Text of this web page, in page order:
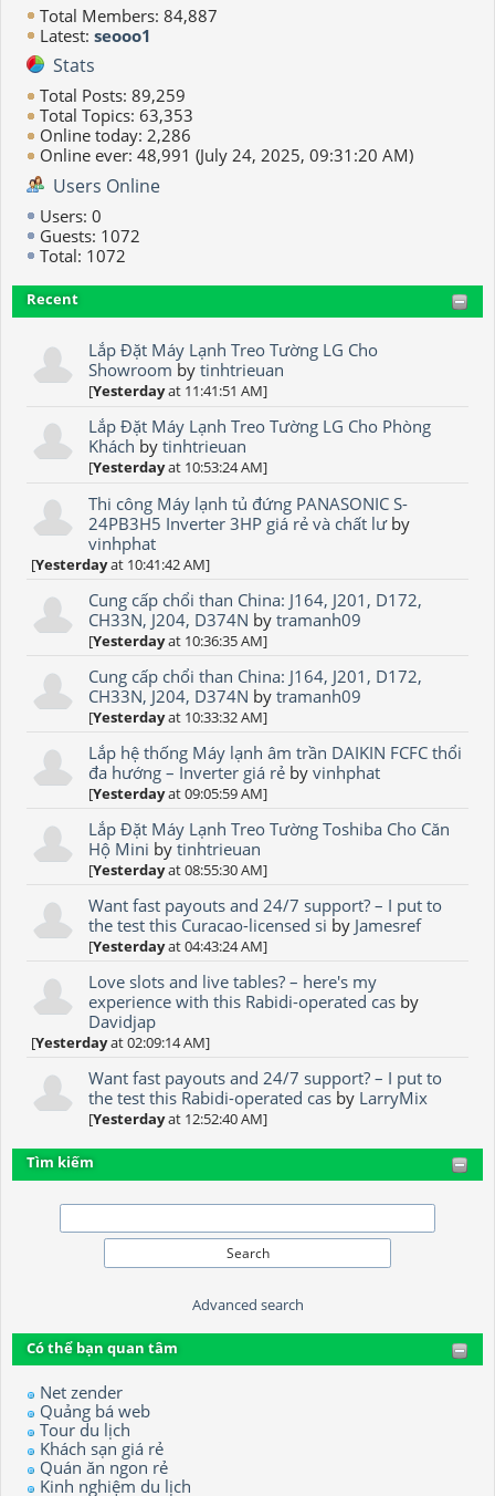
Total Members: 84,887
Latest: seooo1
Stats
Total Posts: 89,259
Total Topics: 63,353
Online today: 2,286
Online ever: 48,991 (July 24, 2025, 09:31:20 AM)
Users Online
Users: 0
Guests: 1072
Total: 1072
Recent
Lắp Đặt Máy Lạnh Treo Tường LG Cho
Showroom bytinhtrieuan
[Yesterdayat 11:41:51 AM]
Lắp Đặt Máy Lạnh Treo Tường LG Cho Phòng
Khách bytinhtrieuan
[Yesterdayat 10:53:24 AM]
Thi công Máy lạnh tủ đứng PANASONIC S-
24PB3H5 Inverter 3HP giá rẻ và chất lưby
vinhphat
[Yesterdayat 10:41:42 AM]
Cung cấp chổi than China: J164, J201, D172,
CH33N, J204, D374N bytramanh09
[Yesterdayat 10:36:35 AM]
Cung cấp chổi than China: J164, J201, D172,
CH33N, J204, D374N bytramanh09
[Yesterdayat 10:33:32 AM]
Lắp hệ thống Máy lạnh âm trần DAIKIN FCFC thổi
đa hướng – Inverter giá rẻ byvinhphat
[Yesterdayat 09:05:59 AM]
Lắp Đặt Máy Lạnh Treo Tường Toshiba Cho Căn
Hộ Mini bytinhtrieuan
[Yesterdayat 08:55:30 AM]
Want fast payouts and 24/7 support? – I put to
the test this Curacao-licensed si by Jamesref
[Yesterdayat 04:43:24 AM]
Love slots and live tables? – here's my
experience with this Rabidi-operated cas by
Davidjap
[Yesterdayat 02:09:14 AM]
Want fast payouts and 24/7 support? – I put to
the test this Rabidi-operated cas by LarryMix
[Yesterdayat 12:52:40 AM]
Tìm kiếm
Advanced search
Có thể bạn quan tâm
Net zender
Quảng bá web
Tour du lịch
Khách sạn giá rẻ
Quán ăn ngon rẻ
Kinh nghiệm du lịch